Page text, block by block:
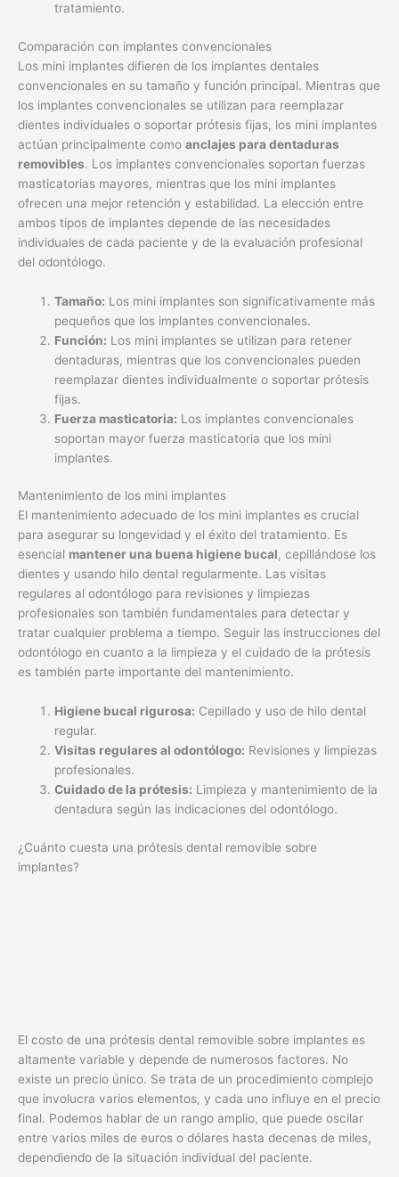
tratamiento.
Comparación con implantes convencionales
Los mini implantes difieren de los implantes dentales
convencionales en su tamaño y función principal. Mientras que
los implantes convencionales se utilizan para reemplazar
dientes individuales o soportar prótesis fijas, los mini implantes
actúan principalmente como anclajes para dentaduras
removibles. Los implantes convencionales soportan fuerzas
masticatorias mayores, mientras que los mini implantes
ofrecen una mejor retención y estabilidad. La elección entre
ambos tipos de implantes depende de las necesidades
individuales de cada paciente y de la evaluación profesional
del odontólogo.
Tamaño: Los mini implantes son significativamente más
pequeños que los implantes convencionales.
Función: Los mini implantes se utilizan para retener
dentaduras, mientras que los convencionales pueden
reemplazar dientes individualmente o soportar prótesis
fijas.
Fuerza masticatoria: Los implantes convencionales
soportan mayor fuerza masticatoria que los mini
implantes.
Mantenimiento de los mini implantes
El mantenimiento adecuado de los mini implantes es crucial
para asegurar su longevidad y el éxito del tratamiento. Es
esencial mantener una buena higiene bucal, cepillándose los
dientes y usando hilo dental regularmente. Las visitas
regulares al odontólogo para revisiones y limpiezas
profesionales son también fundamentales para detectar y
tratar cualquier problema a tiempo. Seguir las instrucciones del
odontólogo en cuanto a la limpieza y el cuidado de la prótesis
es también parte importante del mantenimiento.
Higiene bucal rigurosa: Cepillado y uso de hilo dental
regular.
Visitas regulares al odontólogo: Revisiones y limpiezas
profesionales.
Cuidado de la prótesis: Limpieza y mantenimiento de la
dentadura según las indicaciones del odontólogo.
¿Cuánto cuesta una prótesis dental removible sobre
implantes?
dependiendo de la situación individual del paciente.
Factores que influyen en el precio de una prótesis removible
sobre implantes
El precio final se ve afectado por una serie de factores
interrelacionados.El número de implantes necesarioses
crucial; cuantos más implantes se requieran para una fijación